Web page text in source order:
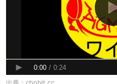
出典： chobit.cc